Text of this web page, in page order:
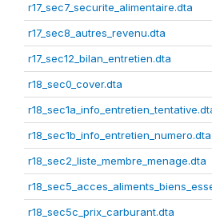
r17_sec7_securite_alimentaire.dta
r17_sec8_autres_revenu.dta
r17_sec12_bilan_entretien.dta
r18_sec0_cover.dta
r18_sec1b_info_entretien_numero.dta
r18_sec2_liste_membre_menage.dta
r18_sec5c_prix_carburant.dta